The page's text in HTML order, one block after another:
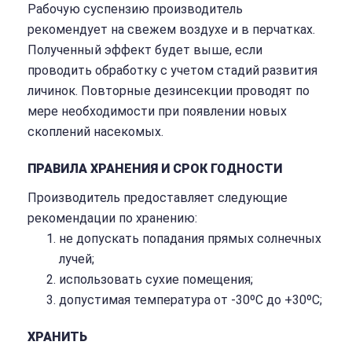
Рабочую суспензию производитель
рекомендует на свежем воздухе и в перчатках.
Полученный эффект будет выше, если
проводить обработку с учетом стадий развития
личинок. Повторные дезинсекции проводят по
мере необходимости при появлении новых
скоплений насекомых.
ПРАВИЛА ХРАНЕНИЯ И СРОК ГОДНОСТИ
Производитель предоставляет следующие
рекомендации по хранению:
не допускать попадания прямых солнечных
лучей;
использовать сухие помещения;
допустимая температура от -30ºC до +30ºC;
ХРАНИТЬ